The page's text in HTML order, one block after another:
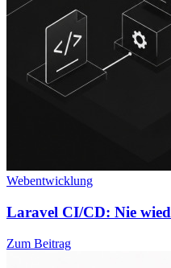
Webentwicklung
Laravel CI/CD: Nie
Zum Beitrag